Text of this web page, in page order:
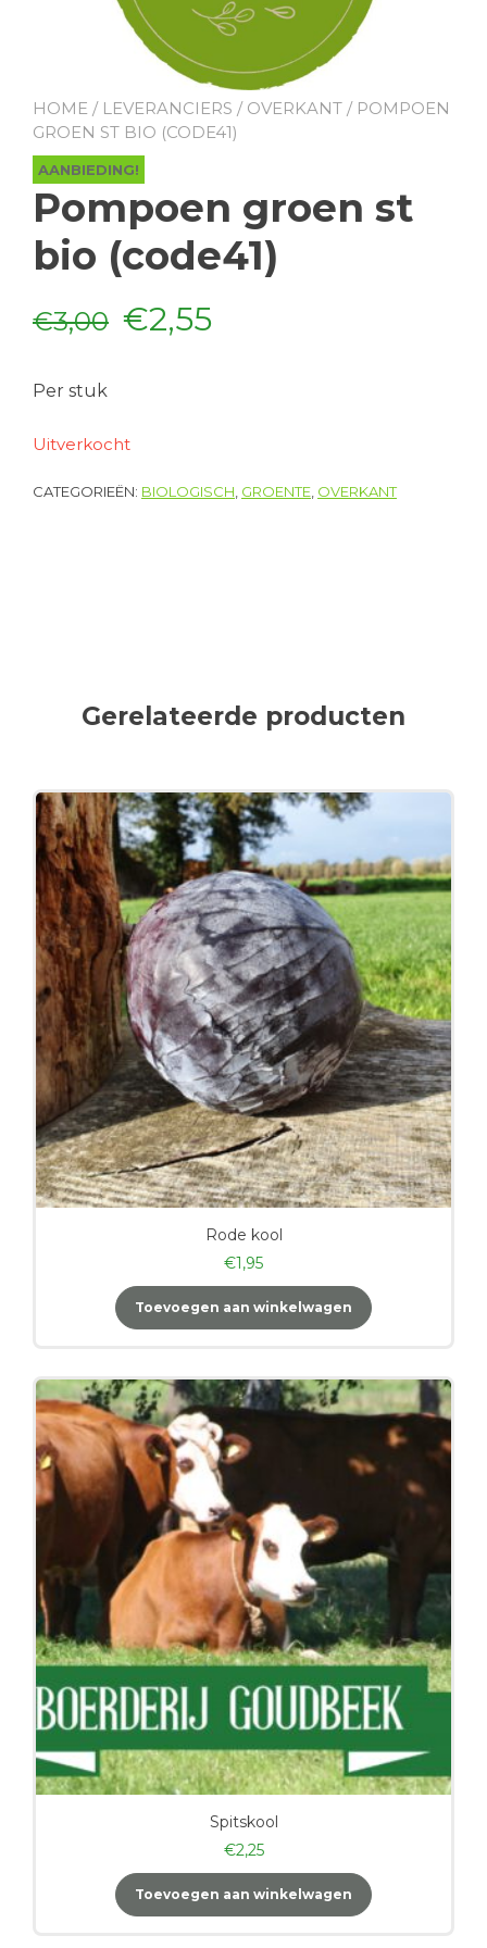
HOME / LEVERANCIERS / OVERKANT / POMPOEN
GROEN ST BIO (CODE41)
AANBIEDING!
Pompoen groen st
bio (code41)
€3,00 Oorspronkelijke
€2,55Huidige
Per stuk
Uitverkocht
CATEGORIEËN: BIOLOGISCH GROENTE OVERKANT
Gerelateerde producten
Rode kool
€1,95
Toevoegen aan winkelwagen
Spitskool
€2,25
Toevoegen aan winkelwagen